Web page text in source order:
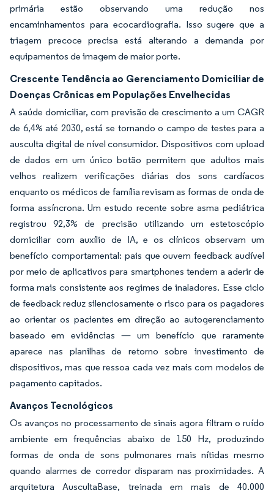
primária estão observando uma redução nos
encaminhamentos para ecocardiografia. Isso sugere que a
triagem precoce precisa está alterando a demanda por
equipamentos de imagem de maior porte.
Crescente Tendência ao Gerenciamento Domiciliar de
Doenças Crônicas em Populações Envelhecidas
A saúde domiciliar, com previsão de crescimento a um CAGR
de 6,4% até 2030, está se tornando o campo de testes para a
ausculta digital de nível consumidor. Dispositivos com upload
de dados em um único botão permitem que adultos mais
velhos realizem verificações diárias dos sons cardíacos
enquanto os médicos de família revisam as formas de onda de
forma assíncrona. Um estudo recente sobre asma pediátrica
registrou 92,3% de precisão utilizando um estetoscópio
domiciliar com auxílio de IA, e os clínicos observam um
benefício comportamental: pais que ouvem feedback audível
por meio de aplicativos para smartphones tendem a aderir de
forma mais consistente aos regimes de inaladores. Esse ciclo
de feedback reduz silenciosamente o risco para os pagadores
ao orientar os pacientes em direção ao autogerenciamento
baseado em evidências — um benefício que raramente
aparece nas planilhas de retorno sobre investimento de
dispositivos, mas que ressoa cada vez mais com modelos de
pagamento capitados.
Avanços Tecnológicos
Os avanços no processamento de sinais agora filtram o ruído
ambiente em frequências abaixo de 150 Hz, produzindo
formas de onda de sons pulmonares mais nítidas mesmo
quando alarmes de corredor disparam nas proximidades. A
arquitetura AuscultaBase, treinada em mais de 40.000